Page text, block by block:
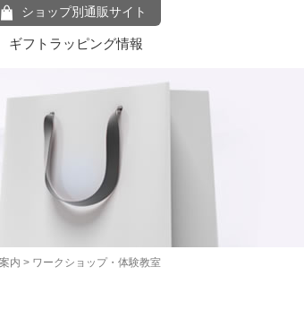
ショップ別通販サイト
ギフトラッピング情報
内 > ワークショップ・体験教室